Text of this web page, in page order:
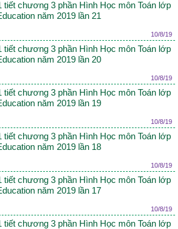
tiết chương 3 phần Hình Học môn Toán lớp
năm 2019 lần 21
10/8/19
tiết chương 3 phần Hình Học môn Toán lớp
năm 2019 lần 20
10/8/19
tiết chương 3 phần Hình Học môn Toán lớp
năm 2019 lần 19
10/8/19
tiết chương 3 phần Hình Học môn Toán lớp
năm 2019 lần 18
10/8/19
tiết chương 3 phần Hình Học môn Toán lớp
năm 2019 lần 17
10/8/19
tiết chương 3 phần Hình Học môn Toán lớp